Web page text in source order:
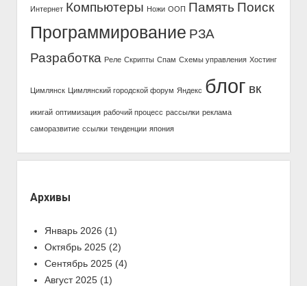
Интернет Компьютеры Ножи ООП Память Поиск
Программирование РЗА
Разработка Реле Скрипты Спам Схемы управления Хостинг
Цимлянск Цимлянский городской форум Яндекс блог вк
икигай оптимизация рабочий процесс рассылки реклама
саморазвитие ссылки тенденции япония
Архивы
Январь 2026 (1)
Октябрь 2025(2)
Сентябрь 2025(4)
Август 2025(1)